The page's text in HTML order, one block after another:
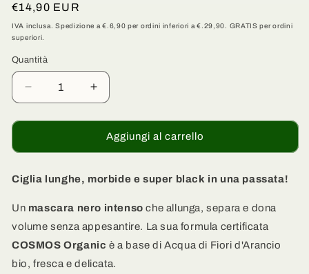
Prezzo
di
listino
€14,90 EUR
IVA inclusa. Spedizione a €.6,90 per ordini inferiori a €.29,90. GRATIS per ordini
superiori.
Quantità
Quantità
Diminuisci
quantità
per
Nero
Volume
Lunghezza
-
bio
e
Aumenta
quantità
per
Mascara
Nero
Volume
Lunghezza
-
bio
e
Aggiungi al carrello
Ciglia lunghe, morbide e super black in una passata!
Un mascara nero intenso che allunga, separa e dona
volume senza appesantire. La sua formula certificata
COSMOS Organic è a base di Acqua di Fiori d'Arancio
bio, fresca e delicata.